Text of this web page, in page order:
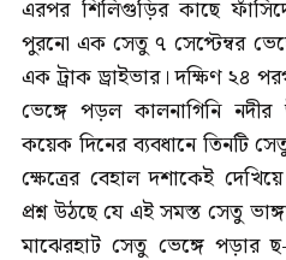
এরপর শিলিগুড়ির কাছে
পুরনো এক সেতু ৭ সেপ্টেম্বর
এক ট্রাক ড্রাইভার। দক্ষিণ ২৪
ভেঙ্গে পড়ল কালনাগিনি
কয়েক দিনের ব্যবধানে তিনটি
ক্ষেত্রের বেহাল দশাকেই
প্রশ্ন উঠছে যে এই সমস্ত সেতু
মাঝেরহাট সেতু ভেঙ্গে পড়ার